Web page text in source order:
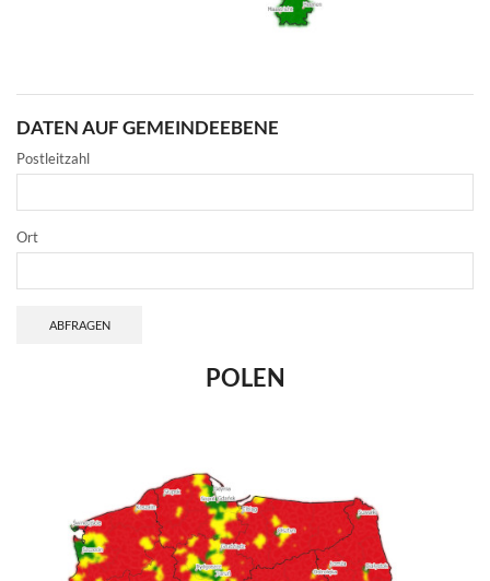
DATEN AUF GEMEINDEEBENE
Postleitzahl
Ort
ABFRAGEN
POLEN